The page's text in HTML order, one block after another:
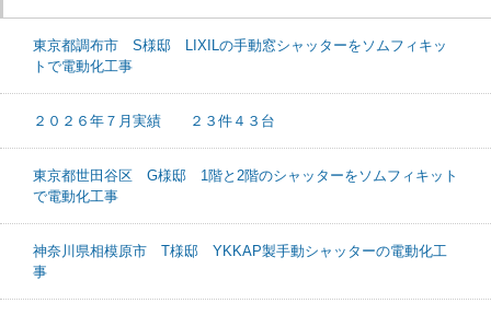
東京都調布市 S様邸 LIXILの手動窓シャッターをソムフィキッ
トで電動化工事
２０２６年７月実績 ２３件４３台
東京都世田谷区 G様邸 1階と2階のシャッターをソムフィキット
で電動化工事
神奈川県相模原市 T様邸 YKKAP製手動シャッターの電動化工
事